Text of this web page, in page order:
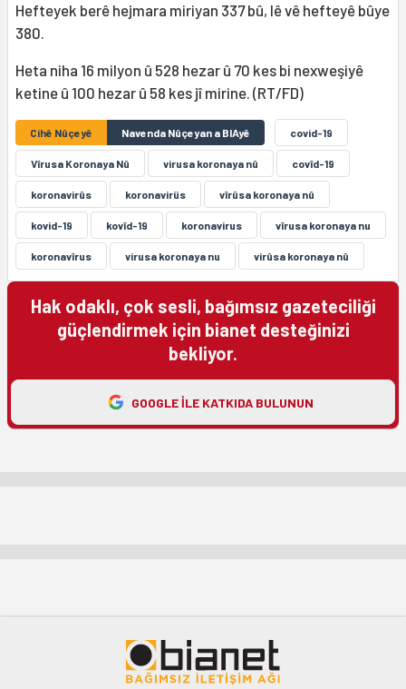
Hefteyek berê hejmara miriyan 337 bû, lê vê hefteyê bûye
380.
Heta niha 16 milyon û 528 hezar û 70 kes bi nexweşiyê
ketine û 100 hezar û 58 kes jî mirine. (RT/FD)
Cihê Nûçeyê Navenda Nûçeyan a BIAyê covid-19
Vîrusa Koronaya Nû virusa koronaya nû covîd-19
koronavirûs koronavirüs vîrûsa koronaya nû
kovid-19 kovîd-19 koronavirus vîrusa koronaya nu
koronavîrus virusa koronaya nu virûsa koronaya nû
Hak odaklı, çok sesli, bağımsız gazeteciliği
güçlendirmek için bianet desteğinizi
bekliyor.
GOOGLE ILE KATKIDA BULUNUN